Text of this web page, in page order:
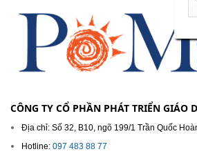
CÔNG TY CỔ PHẦN PHÁT TRIỂN GIÁO
Địa chỉ: Số 32, B10, ngõ 199/1 Trần Quốc
Hotline: 097 483 88 77